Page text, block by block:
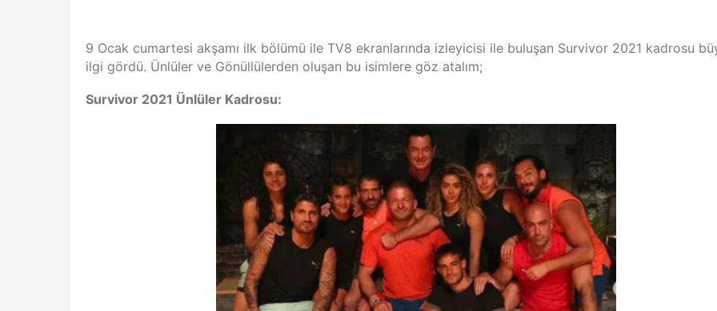
9 Ocak cumartesi akşamı ilk bölümü ile TV8 ekranlarında izleyicisi ile buluşan Survivor 2021 kadrosu
ilgi gördü. Ünlüler ve Gönüllülerden oluşan bu isimlere göz atalım;
Survivor 2021 Ünlüler Kadrosu: